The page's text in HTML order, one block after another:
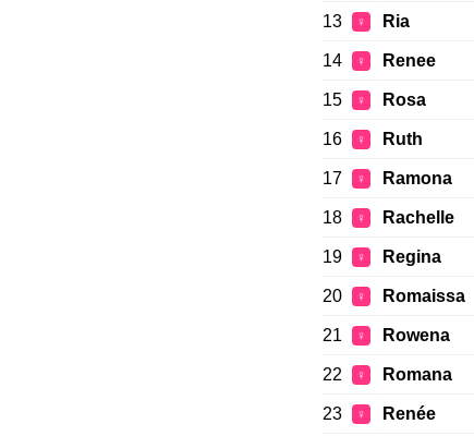
13 ♀ Ria
14 ♀ Renee
15 ♀ Rosa
16 ♀ Ruth
17 ♀ Ramona
18 ♀ Rachelle
19 ♀ Regina
20 ♀ Romaissa
21 ♀ Rowena
22 ♀ Romana
23 ♀ Renée